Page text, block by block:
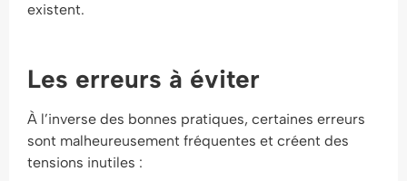
existent.
Les erreurs à éviter
À l’inverse des bonnes pratiques, certaines erreurs
sont malheureusement fréquentes et créent des
tensions inutiles :